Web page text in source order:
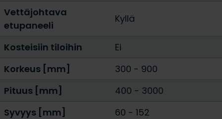
Vettäjohtava
etupaneeli
Kyllä
Kosteisiin tiloihin
Ei
Korkeus [mm]
300 - 900
Pituus [mm]
400 - 3000
Syvyys [mm]
60 - 152